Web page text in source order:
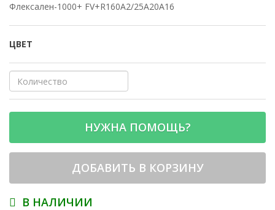
Флексален-1000+ FV+R160A2/25A20A16
ЦВЕТ
НУЖНА ПОМОЩЬ?
ДОБАВИТЬ В КОРЗИНУ
В НАЛИЧИИ